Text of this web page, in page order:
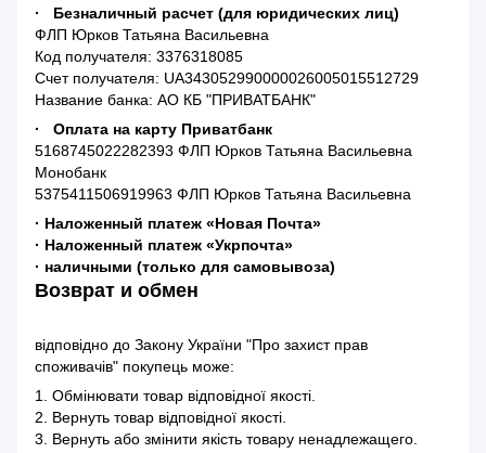
· Безналичный расчет (для юридических лиц)
ФЛП Юрков Татьяна Васильевна
Код получателя: 3376318085
Счет получателя: UA343052990000026005015512729
Название банка: АО КБ "ПРИВАТБАНК"
· Оплата на карту Приватбанк
5168745022282393 ФЛП Юрков Татьяна Васильевна
Монобанк
5375411506919963 ФЛП Юрков Татьяна Васильевна
· Наложенный платеж «Новая Почта»
· Наложенный платеж «Укрпочта»
· наличными (только для самовывоза)
Возврат и обмен
відповідно до Закону України "Про захист прав
споживачів" покупець може:
1. Обмінювати товар відповідної якості.
2. Вернуть товар відповідної якості.
3. Вернуть або змінити якість товару ненадлежащего.